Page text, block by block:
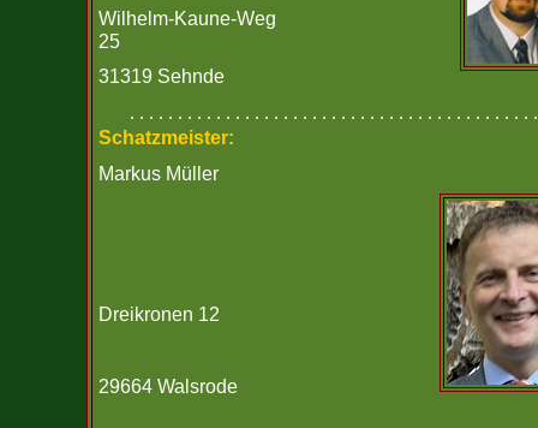
Wilhelm-Kaune-Weg
25
31319 Sehnde
. . . . . . . . . . . . . . . . . . . . . . . . . . . . . . . . . . . . . . . . .
Schatzmeister:
Markus Müller
Dreikronen 12
29664 Walsrode